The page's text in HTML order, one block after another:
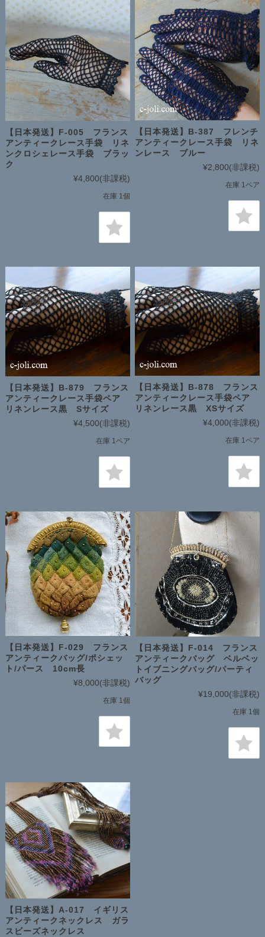
【日本発送】F-005 フランス
アンティークレース手袋 リネ
ンクロシェレース手袋 ブラッ
ク
¥4,800(非課税)
在庫 1個
【日本発送】B-387 フレンチ
アンティークレース手袋 リネ
ンレース ブルー
¥2,800(非課税)
在庫 1ペア
【日本発送】B-879 フランス
アンティークレース手袋ペア
リネンレース黒 Sサイズ
¥4,500(非課税)
在庫 1ペア
【日本発送】B-878 フランス
アンティークレース手袋ペア
リネンレース黒 XSサイズ
¥4,000(非課税)
在庫 1ペア
【日本発送】F-029 フランス
アンティークバッグ/ポシェッ
ト/パース 10cm長
¥8,000(非課税)
在庫 1個
【日本発送】F-014 フランス
アンティークバッグ ベルベッ
トイブニングバッグ/パーティ
バッグ
¥19,000(非課税)
在庫 1個
【日本発送】A-017 イギリス
アンティークネックレス ガラ
スビーズネックレス